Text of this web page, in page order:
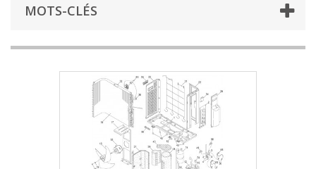
MOTS-CLÉS